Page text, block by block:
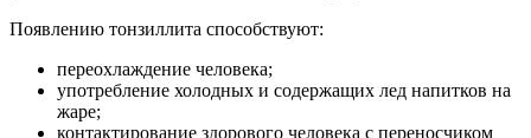
Появлению тонзиллита способствуют:
переохлаждение человека;
употребление холодных и содержащих лед напитков на
жаре;
контактирование здорового человека с переносчиком